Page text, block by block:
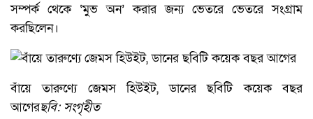
সম্পর্ক থেকে ‘মুভ অন’ করার জন্য ভেতরে ভেতরে সংগ্রাম
করছিলেন।
বাঁয়ে তারুণ্যে জেমস হিউইট, ডানের ছবিটি কয়েক বছর
আগেরছবি: সংগৃহীত